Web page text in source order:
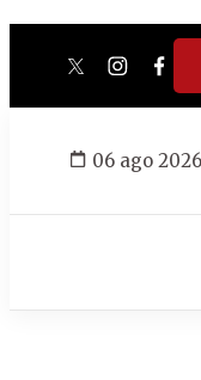
twitter
06 ago 2026